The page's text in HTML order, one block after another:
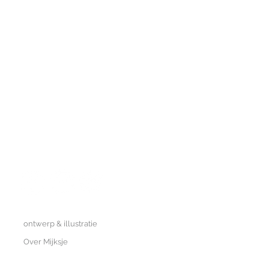
ontwerp & illustratie
Over Mijksje